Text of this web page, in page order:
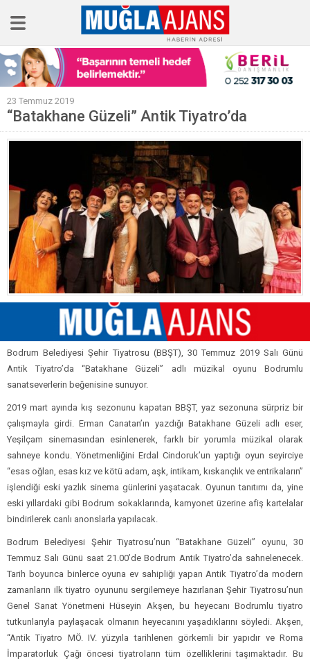
Ana Sayfa
Tüm Haberler
Künye
23 Temmuz 2019
“Batakhane Güzeli” Antik Tiyatro’da
Bodrum Belediyesi Şehir Tiyatrosu (BBŞT), 30 Temmuz 2019 Salı Günü
Antik Tiyatro’da “Batakhane Güzeli” adlı müzikal oyunu Bodrumlu
sanatseverlerin beğenisine sunuyor.
2019 mart ayında kış sezonunu kapatan BBŞT, yaz sezonuna sürpriz bir
çalışmayla girdi. Erman Canatan’ın yazdığı Batakhane Güzeli adlı eser,
Yeşilçam sinemasından esinlenerek, farklı bir yorumla müzikal olarak
sahneye kondu. Yönetmenliğini Erdal Cindoruk’un yaptığı oyun seyirciye
“esas oğlan, esas kız ve kötü adam, aşk, intikam, kıskançlık ve entrikaların”
işlendiği eski yazlık sinema günlerini yaşatacak. Oyunun tanıtımı da, yine
eski yıllardaki gibi Bodrum sokaklarında, kamyonet üzerine afiş kartelalar
bindirilerek canlı anonslarla yapılacak.
Bodrum Belediyesi Şehir Tiyatrosu’nun “Batakhane Güzeli” oyunu, 30
Temmuz Salı Günü saat 21.00’de Bodrum Antik Tiyatro’da sahnelenecek.
Tarih boyunca binlerce oyuna ev sahipliği yapan Antik Tiyatro’da modern
zamanların ilk tiyatro oyununu sergilemeye hazırlanan Şehir Tiyatrosu’nun
Genel Sanat Yönetmeni Hüseyin Akşen, bu heyecanı Bodrumlu tiyatro
tutkunlarıyla paylaşacak olmanın heyecanını yaşadıklarını söyledi. Akşen,
“Antik Tiyatro MÖ. IV. yüzyıla tarihlenen görkemli bir yapıdır ve Roma
İmparatorluk Çağı öncesi tiyatroların tüm özelliklerini taşımaktadır. Bu